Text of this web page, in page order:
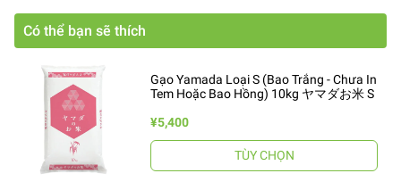
Có thể bạn sẽ thích
Gạo Yamada Loại S (Bao Trắng - Chưa In
Tem Hoặc Bao Hồng) 10kg ヤマダお米 S
¥5,400
TÙY CHỌN